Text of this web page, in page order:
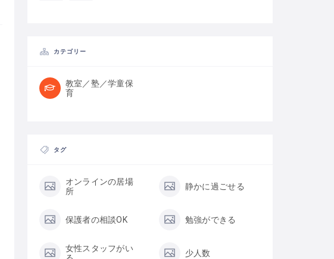
カテゴリー
教室／塾／学童保
育
タグ
オンラインの居場
所
静かに過ごせる
保護者の相談OK 勉強ができる
女性スタッフがい
少人数